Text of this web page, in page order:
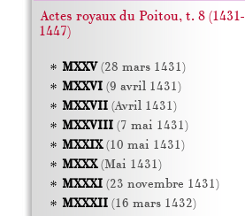
Actes royaux du Poitou, t. 8 (1431-
1447)
MXXV(28 mars 1431)
MXXVI(9 avril 1431)
MXXVII(Avril 1431)
MXXVIII(7 mai 1431)
MXXIX(10 mai 1431)
MXXX(Mai 1431)
MXXXI(23 novembre 1431)
MXXXII(16 mars 1432)